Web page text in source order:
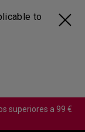
to
superiores a 99 €